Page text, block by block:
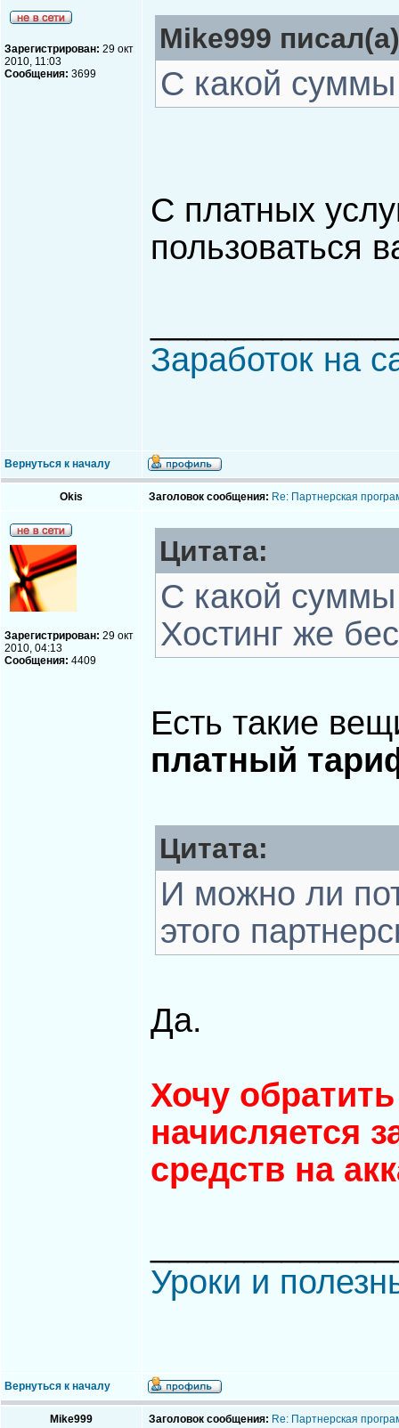
Зарегистрирован: 29 окт
2010, 11:03
Сообщения: 3699
Mike999
С какой
С платных
пользоваться
Заработок на
Вернуться к началу
Okis Заголовок сообщения: Re: Партнерская
Зарегистрирован: 29 окт
2010, 04:13
Сообщения: 4409
Цитата:
С какой
Хостинг же
Есть такие
платный
Цитата:
И можно ли
этого
Да.
Хочу
начисляется
средств на
Уроки и
Вернуться к началу
Mike999 Заголовок сообщения: Re: Партнерская